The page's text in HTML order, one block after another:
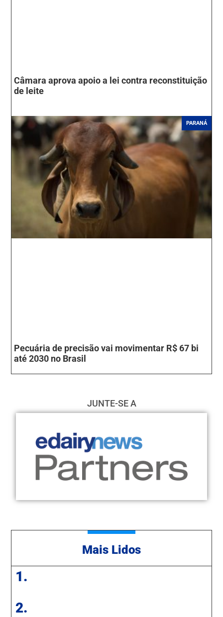
Câmara aprova apoio a lei contra reconstituição
de leite
PARANÁ
Pecuária de precisão vai movimentar R$ 67 bi
até 2030 no Brasil
JUNTE-SE A
Mais Lidos
1.
2.